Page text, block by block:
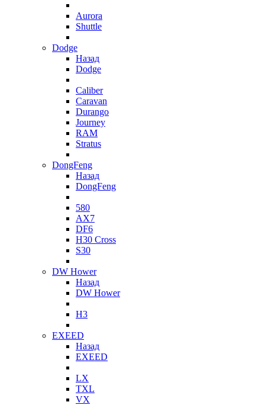
Aurora
Shuttle
Dodge
Назад
Dodge
Caliber
Caravan
Durango
Journey
RAM
Stratus
DongFeng
Назад
DongFeng
580
AX7
DF6
H30 Cross
S30
DW Hower
Назад
DW Hower
H3
EXEED
Назад
EXEED
LX
TXL
VX